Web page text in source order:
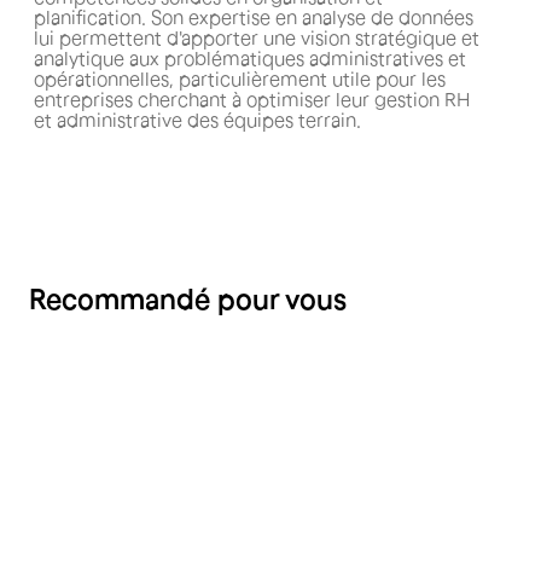
planification. Son expertise en analyse de données
lui permettent d'apporter une vision stratégique et
analytique aux problématiques administratives et
opérationnelles, particulièrement utile pour les
entreprises cherchant à optimiser leur gestion RH
et administrative des équipes terrain.
Recommandé pour vous